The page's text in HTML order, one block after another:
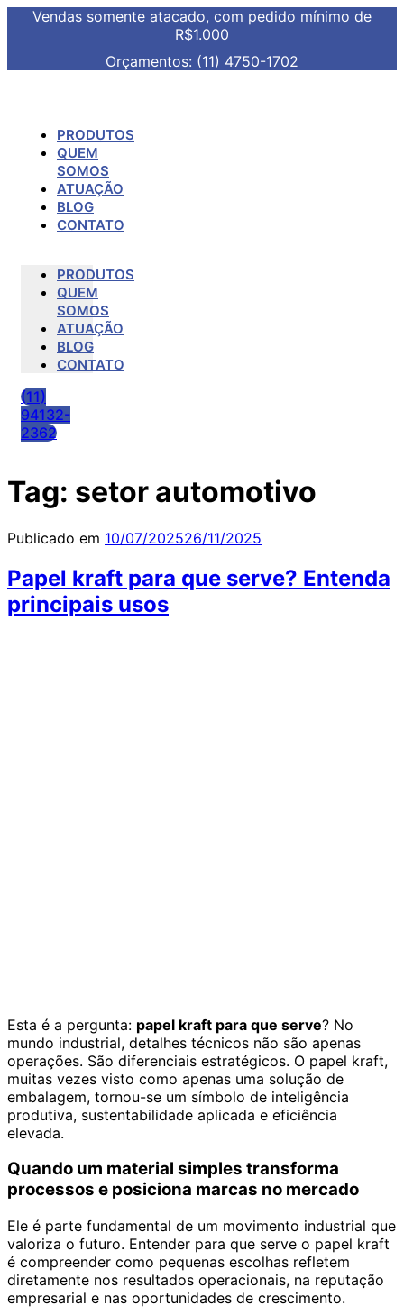
Vendas somente atacado, com pedido mínimo de
R$1.000
Orçamentos: (11) 4750-1702
PRODUTOS
QUEM
SOMOS
ATUAÇÃO
BLOG
CONTATO
PRODUTOS
QUEM
SOMOS
ATUAÇÃO
BLOG
CONTATO
(11)
94132-
2362
Tag: setor automotivo
Publicado em 10/07/202526/11/2025
Papel kraft para que serve? Entenda
principais usos
Esta é a pergunta: papel kraft para que serve? No
mundo industrial, detalhes técnicos não são apenas
operações. São diferenciais estratégicos. O papel kraft,
muitas vezes visto como apenas uma solução de
embalagem, tornou-se um símbolo de inteligência
produtiva, sustentabilidade aplicada e eficiência
elevada.
Quando um material simples transforma
processos e posiciona marcas no mercado
Ele é parte fundamental de um movimento industrial que
valoriza o futuro. Entender para que serve o papel kraft
é compreender como pequenas escolhas refletem
diretamente nos resultados operacionais, na reputação
empresarial e nas oportunidades de crescimento.